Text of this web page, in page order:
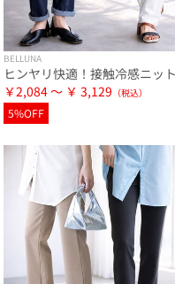
BELLUNA
￥2,084 ～ ￥ 3,129
5%OFF